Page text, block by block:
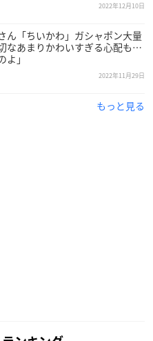
2022年12月10日
ん「ちいかわ」ガシャポン大量
なあまりかわいすぎる心配も…
よ」
2022年11月29日
もっと見る